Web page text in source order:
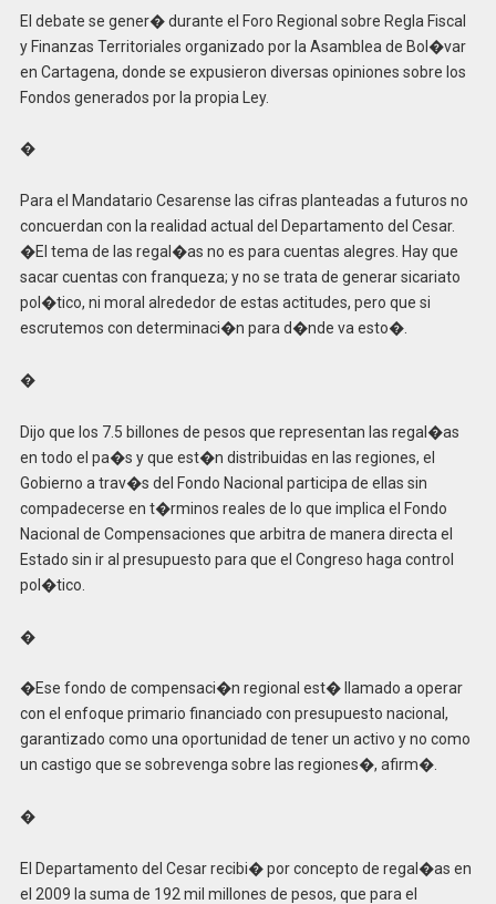
El debate se gener� durante el Foro Regional sobre Regla Fiscal
y Finanzas Territoriales organizado por la Asamblea de Bol�var
en Cartagena, donde se expusieron diversas opiniones sobre los
Fondos generados por la propia Ley.
�
Para el Mandatario Cesarense las cifras planteadas a futuros no
concuerdan con la realidad actual del Departamento del Cesar.
�El tema de las regal�as no es para cuentas alegres. Hay que
sacar cuentas con franqueza; y no se trata de generar sicariato
pol�tico, ni moral alrededor de estas actitudes, pero que si
escrutemos con determinaci�n para d�nde va esto�.
�
Dijo que los 7.5 billones de pesos que representan las regal�as
en todo el pa�s y que est�n distribuidas en las regiones, el
Gobierno a trav�s del Fondo Nacional participa de ellas sin
compadecerse en t�rminos reales de lo que implica el Fondo
Nacional de Compensaciones que arbitra de manera directa el
Estado sin ir al presupuesto para que el Congreso haga control
pol�tico.
�
�Ese fondo de compensaci�n regional est� llamado a operar
con el enfoque primario financiado con presupuesto nacional,
garantizado como una oportunidad de tener un activo y no como
un castigo que se sobrevenga sobre las regiones�, afirm�.
�
El Departamento del Cesar recibi� por concepto de regal�as en
el 2009 la suma de 192 mil millones de pesos, que para el